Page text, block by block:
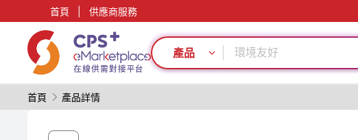
首頁 供應商服務
產品
輕量化
環境友好
表面處理
PET
首頁 產品詳情